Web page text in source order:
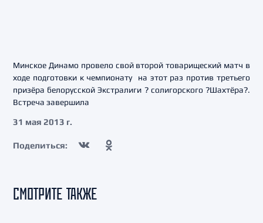
Минское Динамо провело свой второй товарищеский матч в
ходе подготовки к чемпионату на этот раз против третьего
призёра белорусской Экстралиги ? солигорского ?Шахтёра?.
Встреча завершила
31 мая 2013 г.
Поделиться:
СМОТРИТЕ ТАКЖЕ